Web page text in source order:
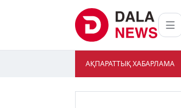
АҚПАРАТТЫҚ ХАБАРЛАМА